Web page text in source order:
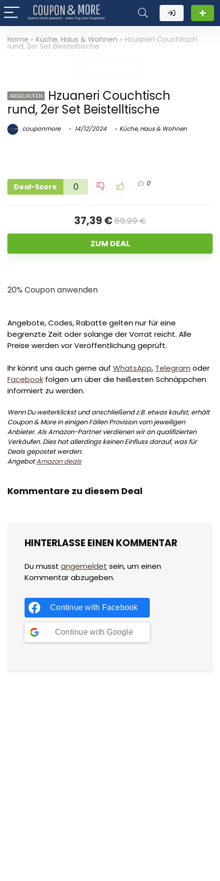
Home » Küche, Haus & Wohnen » Hzuaneri Couchtisch
rund, 2er Set Beistelltische
ABGELAUFEN
Hzuaneri Couchtisch
rund, 2er Set Beistelltische
couponmore 14/12/2024 Küche, Haus & Wohnen
Deal-Score 0 0
37,39 €69,99 €
ZUM DEAL
20% Coupon anwenden
Angebote, Codes, Rabatte gelten nur für eine
begrenzte Zeit oder solange der Vorrat reicht. Alle
Preise werden vor Veröffentlichung geprüft.
Ihr könnt uns auch gerne auf WhatsApp, Telegram oder
Facebook folgen um über die heißesten Schnäppchen
informiert zu werden.
Wenn Du weiterklickst und anschließend z.B. etwas kaufst, erhält
Coupon & More in einigen Fällen Provision vom jeweiligen
Anbieter. Als Amazon-Partner verdienen wir an qualifizierten
Verkäufen. Dies hat allerdings keinen Einfluss darauf, was für
Deals gepostet werden.
AngebotAmazon deals
Kommentare zu diesem Deal
HINTERLASSE EINEN KOMMENTAR
Du musst angemeldet sein, um einen
Kommentar abzugeben.
Continue with Facebook
Continue with Google